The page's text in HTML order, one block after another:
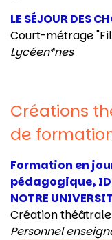
LE SÉJOUR DES
Court-métrage
Lycéen*nes
Créations
de
Formation en
pédagogique,
NOTRE
Création
Personnel